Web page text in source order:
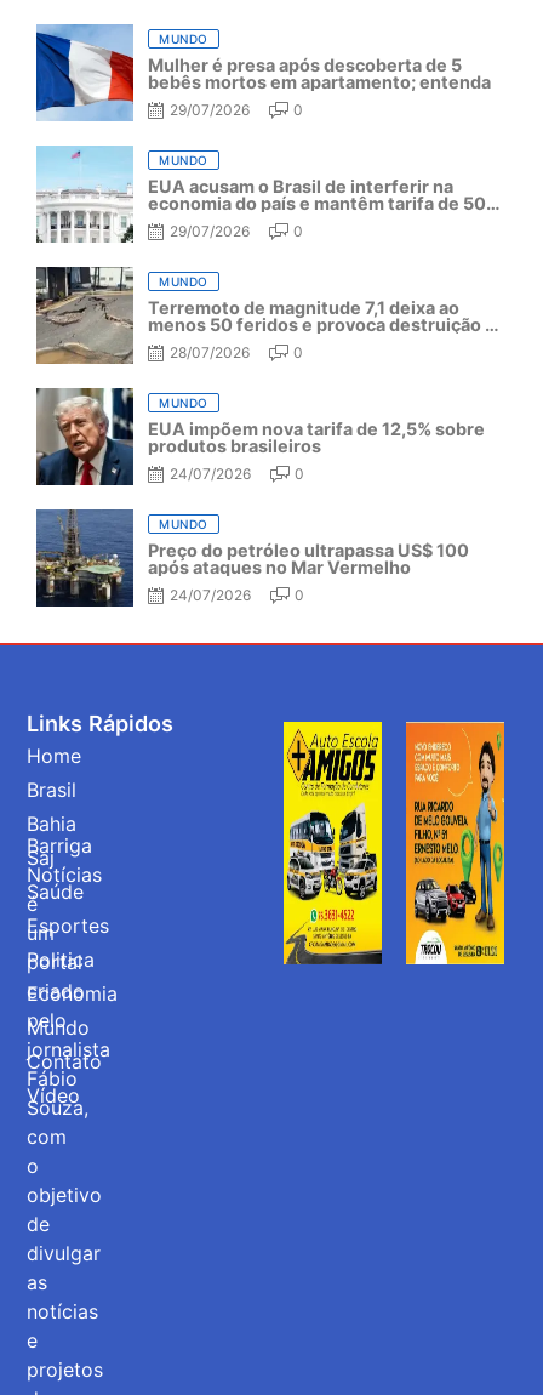
MUNDO
Mulher é presa após descoberta de 5
bebês mortos em apartamento; entenda
29/07/2026 0
MUNDO
EUA acusam o Brasil de interferir na
economia do país e mantêm tarifa de 50%
por mais um ano
29/07/2026 0
MUNDO
Terremoto de magnitude 7,1 deixa ao
menos 50 feridos e provoca destruição no
Japão
28/07/2026 0
MUNDO
EUA impõem nova tarifa de 12,5% sobre
produtos brasileiros
24/07/2026 0
MUNDO
Preço do petróleo ultrapassa US$ 100
após ataques no Mar Vermelho
24/07/2026 0
Barriga
Notícias
é
um
portal
criado
pelo
jornalista
Fábio
Souza,
com
o
objetivo
de
divulgar
as
notícias
e
projetos
Links Rápidos
Home
Brasil
Bahia
Saj
Saúde
Esportes
Politica
Economia
Mundo
Contato
Vídeo